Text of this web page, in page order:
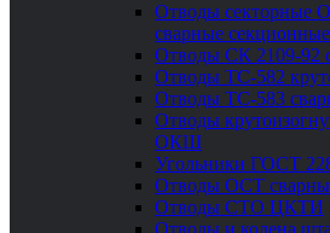
Отводы секторные
сварные секционные
Отводы СК 2109-92
Отводы ТС-582
Отводы ТС-583
Отводы
ОКШ
Угольники ГОСТ
Отводы ОСТ
Отводы СТО ЦКТИ
Отводы и колена